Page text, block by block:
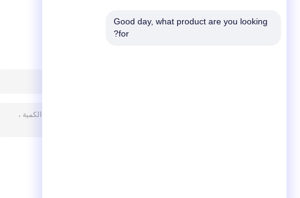
Good day, what product are you looking
for?